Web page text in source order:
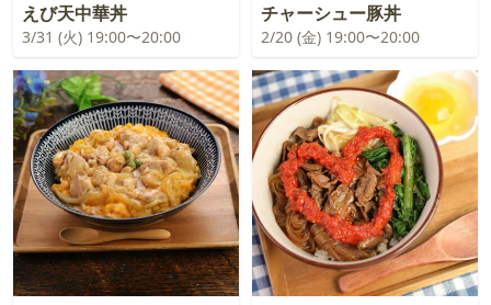
えび天中華丼
3/31 (火) 19:00〜20:00
チャーシュー豚丼
2/20 (金) 19:00〜20:00